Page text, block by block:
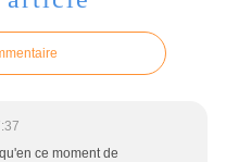
ce moment de